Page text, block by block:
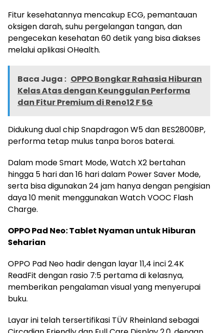
Fitur kesehatannya mencakup ECG, pemantauan
oksigen darah, suhu pergelangan tangan, dan
pengecekan kesehatan 60 detik yang bisa diakses
melalui aplikasi OHealth.
Baca Juga : OPPO Bongkar Rahasia Hiburan
Kelas Atas dengan Keunggulan Performa
dan Fitur Premium di Reno12 F 5G
Didukung dual chip Snapdragon W5 dan BES2800BP,
performa tetap mulus tanpa boros baterai.
Dalam mode Smart Mode, Watch X2 bertahan
hingga 5 hari dan 16 hari dalam Power Saver Mode,
serta bisa digunakan 24 jam hanya dengan pengisian
daya 10 menit menggunakan Watch VOOC Flash
Charge.
OPPO Pad Neo: Tablet Nyaman untuk Hiburan
Seharian
OPPO Pad Neo hadir dengan layar 11,4 inci 2.4K
ReadFit dengan rasio 7:5 pertama di kelasnya,
memberikan pengalaman visual yang menyerupai
buku.
Layar ini telah tersertifikasi TÜV Rheinland sebagai